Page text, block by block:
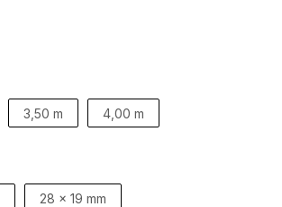
3,50 m 4,00 m
28 x 19 mm